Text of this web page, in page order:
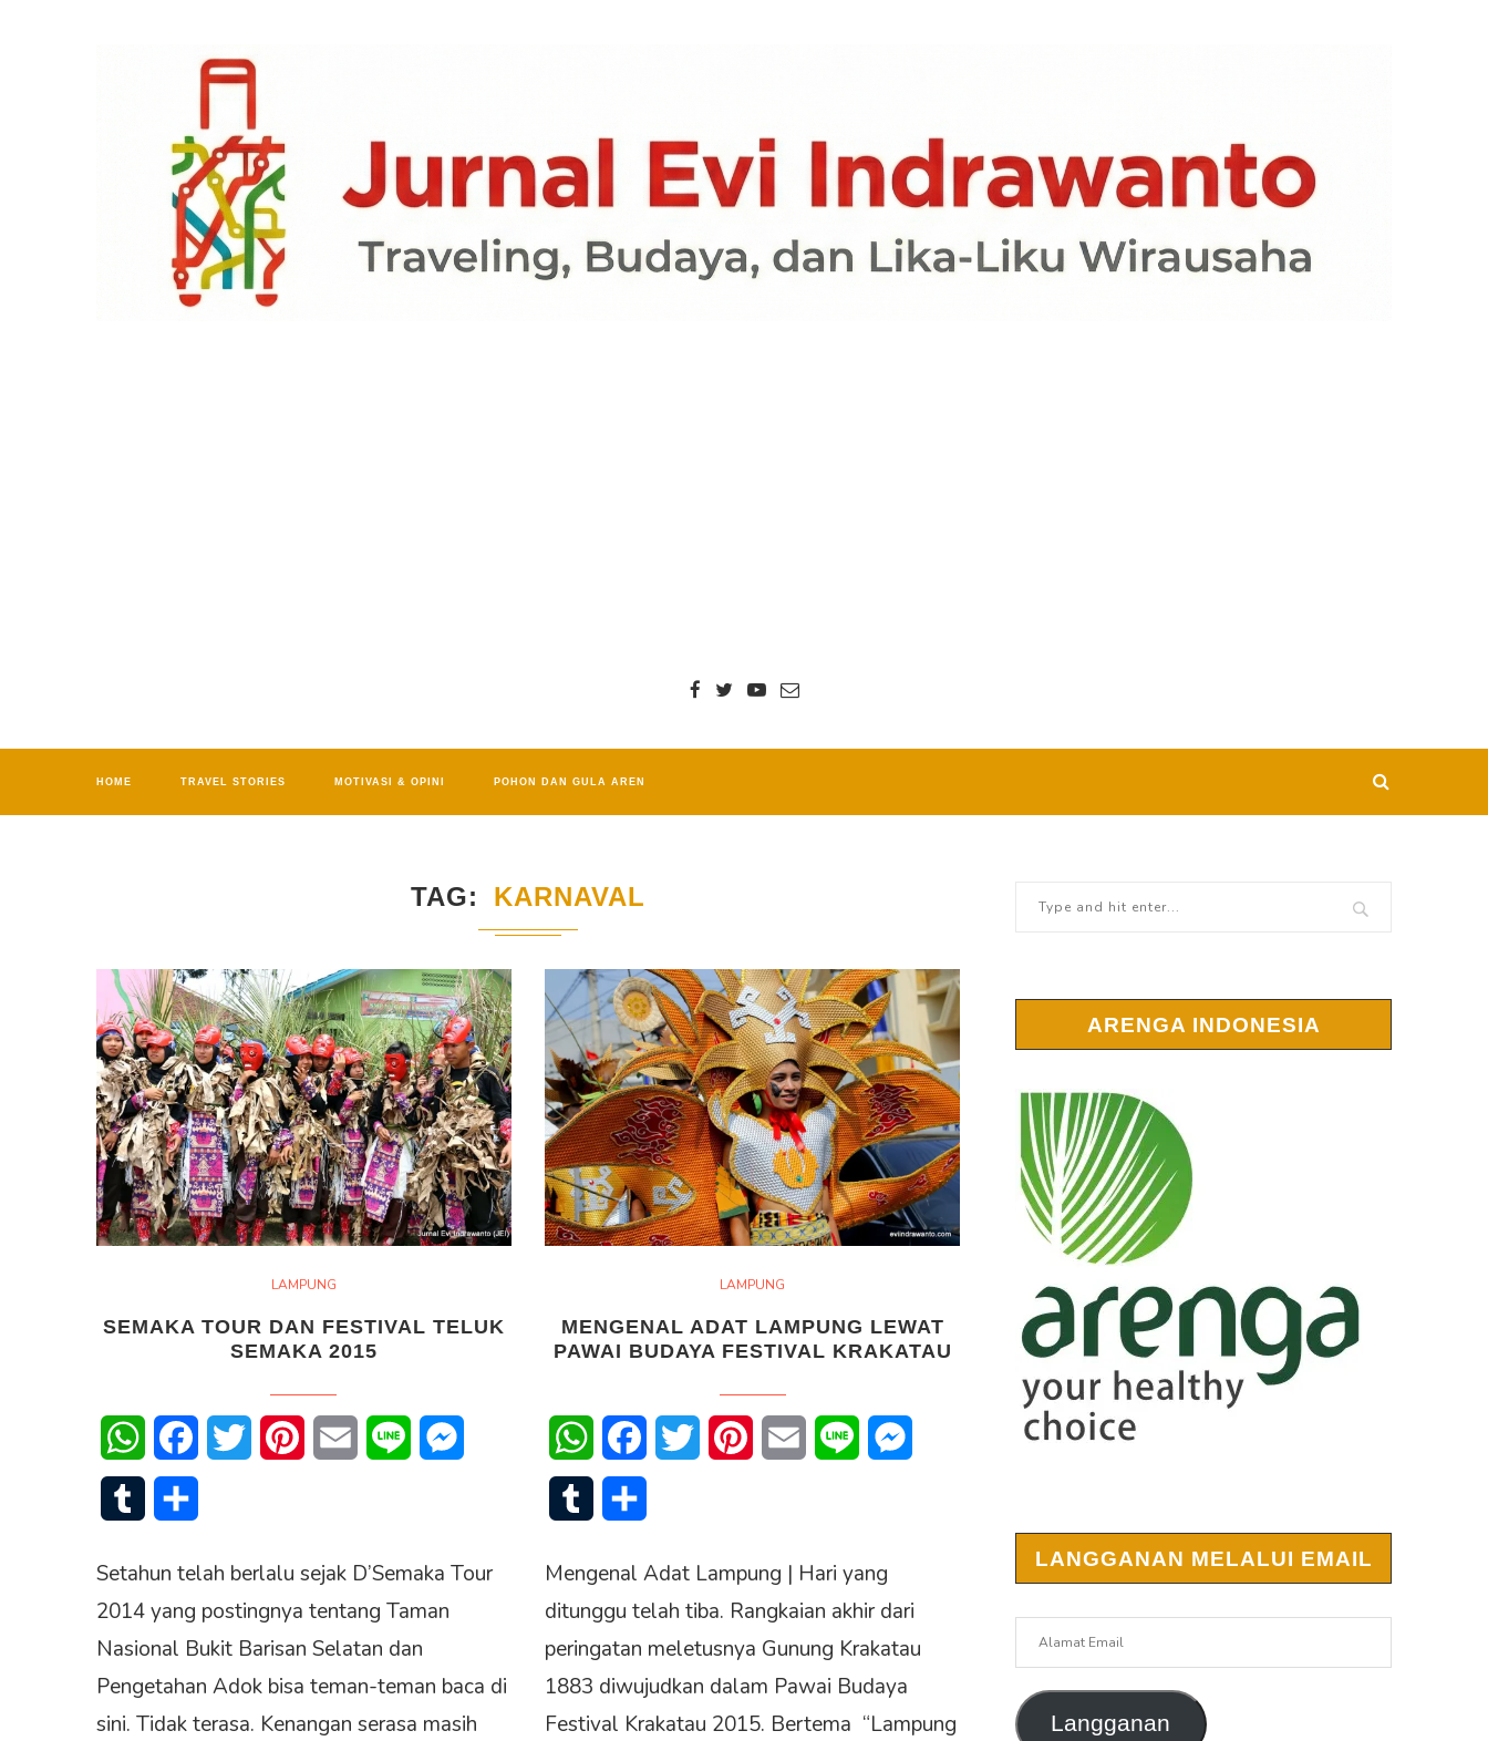
HOME TRAVEL STORIES MOTIVASI & OPINI POHON DAN GULA AREN
TAG KARNAVAL
LAMPUNG
SEMAKA TOUR DAN FESTIVAL TELUK
SEMAKA 2015
WhatsAppFacebookTwitter PinterestEmail Line
Tumblr
Setahun telah berlalu sejak D’Semaka Tour
2014 yang postingnya tentang Taman
Nasional Bukit Barisan Selatan dan
Pengetahan Adok bisa teman-teman baca di
sini. Tidak terasa. Kenangan serasa masih
LAMPUNG
MENGENAL ADAT LAMPUNG LEWAT
PAWAI BUDAYA FESTIVAL KRAKATAU
WhatsAppFacebookTwitter PinterestEmail Line
Tumblr
Mengenal Adat Lampung | Hari yang
ditunggu telah tiba. Rangkaian akhir dari
peringatan meletusnya Gunung Krakatau
1883 diwujudkan dalam Pawai Budaya
Festival Krakatau 2015. Bertema “Lampung
ARENGA INDONESIA
LANGGANAN MELALUI EMAIL
Langganan